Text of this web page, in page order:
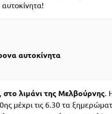
αυτοκίνητα
στο λιμάνι της Μελβούρνης.
μέχρι τις 6.30 τα